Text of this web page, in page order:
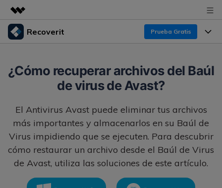
Productos destacados
Utilidades
Empresas
Sala de prensa
Tienda
Soporte
Recoverit Prueba Gratis
Líder en recuperación para Windows
Recoverit para Mac
Recuperar de Unidades
Recuperar Medios Borrados
Soluciones de Recuperación Exclusivas Nuevo
Recuperar Documentos
Recursos
Por qué Recoverit
¿Cómo recuperar archivos del Baúl
de virus de Avast?
El Antivirus Avast puede eliminar tus archivos
más importantes y almacenarlos en su Baúl de
Virus impidiendo que se ejecuten. Para descubrir
cómo restaurar un archivo desde el Baúl de Virus
de Avast, utiliza las soluciones de este artículo.